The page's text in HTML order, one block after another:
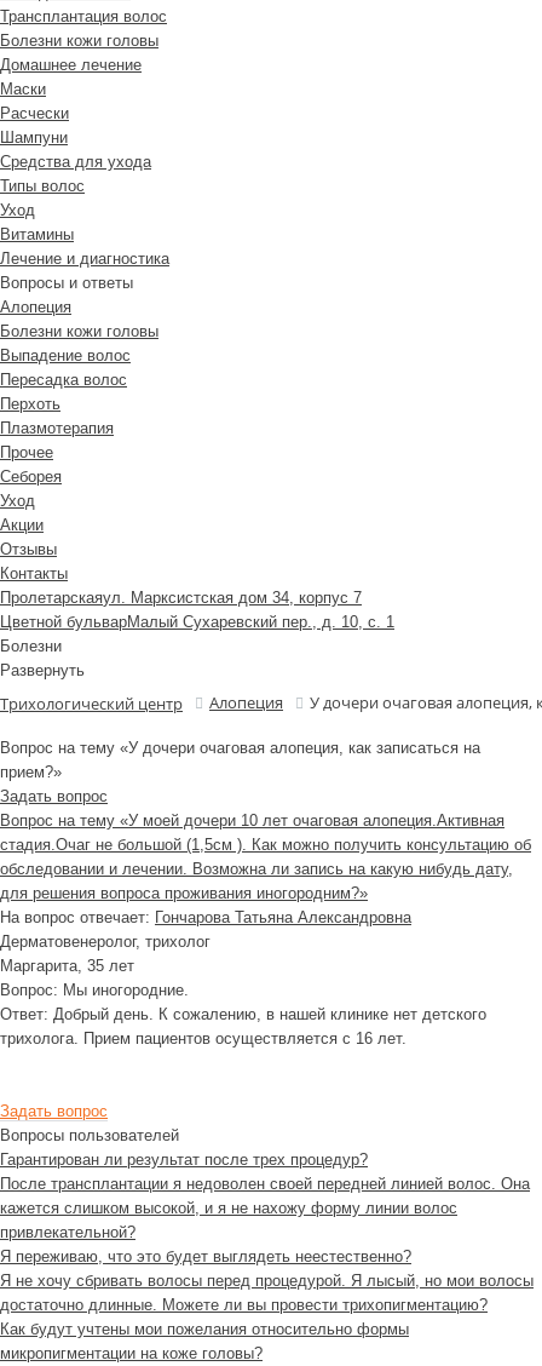
Трансплантация волос
Болезни кожи головы
Домашнее лечение
Маски
Расчески
Шампуни
Средства для ухода
Типы волос
Уход
Витамины
Лечение и диагностика
Вопросы и ответы
Алопеция
Болезни кожи головы
Выпадение волос
Пересадка волос
Перхоть
Плазмотерапия
Прочее
Себорея
Уход
Акции
Отзывы
Контакты
Пролетарскаяул. Марксистская дом 34, корпус 7
Цветной бульварМалый Сухаревский пер., д. 10, с. 1
Болезни
Развернуть
Трихологический центр Алопеция У дочери очаговая алопеция,
Вопрос на тему «У дочери очаговая алопеция, как записаться на
прием?»
Задать вопрос
Вопрос на тему «У моей дочери 10 лет очаговая алопеция.Активная
стадия.Очаг не большой (1,5см ). Как можно получить консультацию об
обследовании и лечении. Возможна ли запись на какую нибудь дату,
для решения вопроса проживания иногородним?»
На вопрос отвечает: Гончарова Татьяна Александровна
Дерматовенеролог, трихолог
Маргарита, 35 лет
Вопрос: Мы иногородние.
Ответ: Добрый день. К сожалению, в нашей клинике нет детского
трихолога. Прием пациентов осуществляется с 16 лет.
Задать вопрос
Вопросы пользователей
Гарантирован ли результат после трех процедур?
После трансплантации я недоволен своей передней линией волос. Она
кажется слишком высокой, и я не нахожу форму линии волос
привлекательной?
Я переживаю, что это будет выглядеть неестественно?
Я не хочу сбривать волосы перед процедурой. Я лысый, но мои волосы
достаточно длинные. Можете ли вы провести трихопигментацию?
Как будут учтены мои пожелания относительно формы
микропигментации на коже головы?